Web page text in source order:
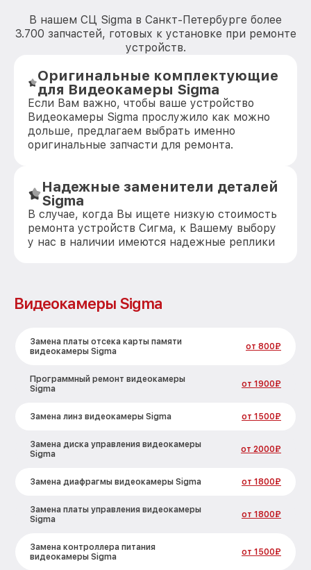
В нашем СЦ Sigma в Санкт-Петербурге более
3.700 запчастей, готовых к установке при ремонте
устройств.
Оригинальные комплектующие
для Видеокамеры Sigma
Если Вам важно, чтобы ваше устройство
Видеокамеры Sigma прослужило как можно
дольше, предлагаем выбрать именно
оригинальные запчасти для ремонта.
Надежные заменители деталей
Sigma
В случае, когда Вы ищете низкую стоимость
ремонта устройств Сигма, к Вашему выбору
у нас в наличии имеются надежные реплики
Видеокамеры Sigma
Замена платы отсека карты памяти
видеокамеры Sigma
от 800₽
Программный ремонт видеокамеры
Sigma
от 1900₽
Замена линз видеокамеры Sigma от 1500₽
Замена диска управления видеокамеры
Sigma
от 2000₽
Замена диафрагмы видеокамеры Sigma от 1800₽
Замена платы управления видеокамеры
Sigma
от 1800₽
Замена контроллера питания
видеокамеры Sigma
от 1500₽